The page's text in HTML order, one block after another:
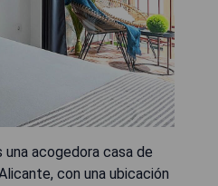
una acogedora casa de
con una ubicación